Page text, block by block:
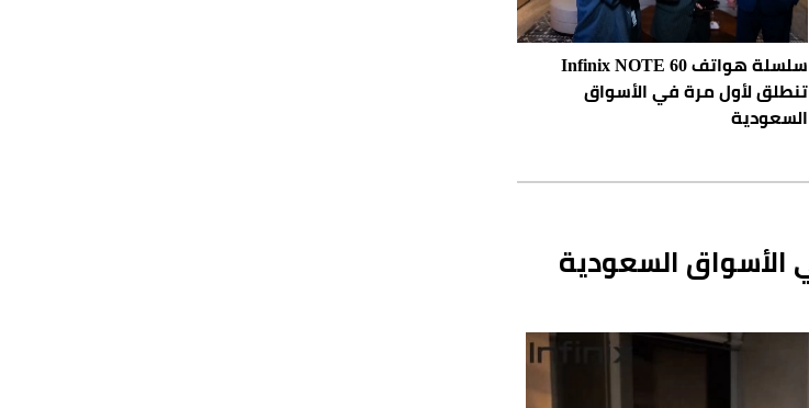
سلسلة هواتف Infinix NOTE 60
تنطلق لأول مرة في الأسواق
السعودية